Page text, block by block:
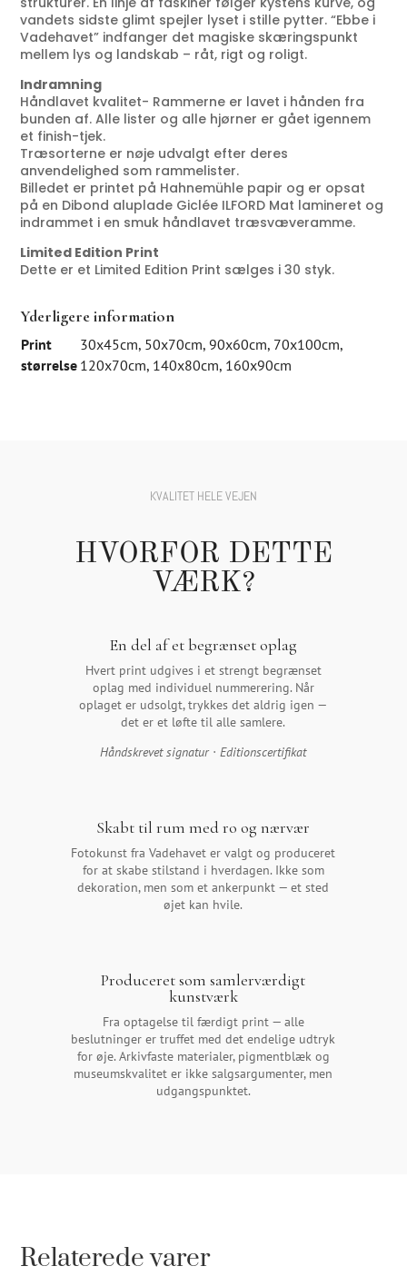
vandets sidste glimt spejler lyset i stille pytter. “Ebbe i
Vadehavet” indfanger det magiske skæringspunkt
mellem lys og landskab – råt, rigt og roligt.
Indramning
Håndlavet kvalitet- Rammerne er lavet i hånden fra
bunden af. Alle lister og alle hjørner er gået igennem
et finish-tjek.
Træsorterne er nøje udvalgt efter deres
anvendelighed som rammelister.
Billedet er printet på Hahnemühle papir og er opsat
på en Dibond aluplade Giclée ILFORD Mat lamineret og
indrammet i en smuk håndlavet træsvæveramme.
Limited Edition Print
Dette er et Limited Edition Print sælges i 30 styk.
Yderligere information
Print
størrelse
30x45cm, 50x70cm,90x60cm, 70x100cm,
120x70cm, 140x80cm, 160x90cm
KVALITET HELE VEJEN
HVORFOR DETTE
VÆRK?
En del af et begrænset oplag
Hvert print udgives i et strengt begrænset
oplag med individuel nummerering. Når
oplaget er udsolgt, trykkes det aldrig igen —
det er et løfte til alle samlere.
Håndskrevet signatur · Editionscertifikat
Skabt til rum med ro og nærvær
Fotokunst fra Vadehavet er valgt og produceret
for at skabe stilstand i hverdagen. Ikke som
dekoration, men som et ankerpunkt — et sted
øjet kan hvile.
Produceret som samlerværdigt
kunstværk
Fra optagelse til færdigt print — alle
beslutninger er truffet med det endelige udtryk
for øje. Arkivfaste materialer, pigmentblæk og
museumskvalitet er ikke salgsargumenter, men
udgangspunktet.
Relaterede varer